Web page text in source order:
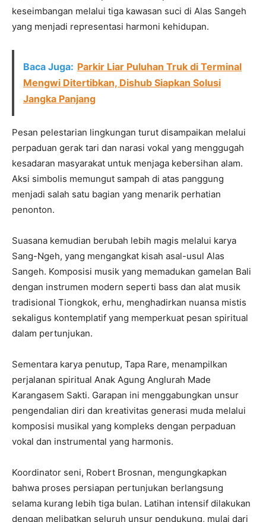
keseimbangan melalui tiga kawasan suci di Alas Sangeh
yang menjadi representasi harmoni kehidupan.
Baca Juga: Parkir Liar Puluhan Truk di Terminal
Mengwi Ditertibkan, Dishub Siapkan Solusi
Jangka Panjang
Pesan pelestarian lingkungan turut disampaikan melalui
perpaduan gerak tari dan narasi vokal yang menggugah
kesadaran masyarakat untuk menjaga kebersihan alam.
Aksi simbolis memungut sampah di atas panggung
menjadi salah satu bagian yang menarik perhatian
penonton.
Suasana kemudian berubah lebih magis melalui karya
Sang-Ngeh, yang mengangkat kisah asal-usul Alas
Sangeh. Komposisi musik yang memadukan gamelan Bali
dengan instrumen modern seperti bass dan alat musik
tradisional Tiongkok, erhu, menghadirkan nuansa mistis
sekaligus kontemplatif yang memperkuat pesan spiritual
dalam pertunjukan.
Sementara karya penutup, Tapa Rare, menampilkan
perjalanan spiritual Anak Agung Anglurah Made
Karangasem Sakti. Garapan ini menggabungkan unsur
pengendalian diri dan kreativitas generasi muda melalui
komposisi musikal yang kompleks dengan perpaduan
vokal dan instrumental yang harmonis.
Koordinator seni, Robert Brosnan, mengungkapkan
bahwa proses persiapan pertunjukan berlangsung
selama kurang lebih tiga bulan. Latihan intensif dilakukan
dengan melibatkan seluruh unsur pendukung, mulai dari